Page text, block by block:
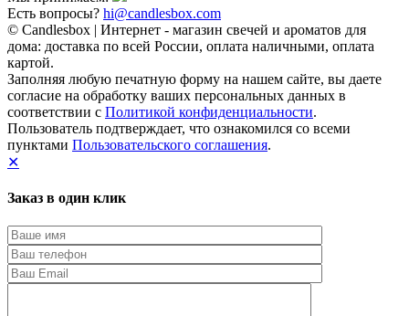
Есть вопросы? hi@candlesbox.com
© Candlesbox | Интернет - магазин свечей и ароматов для
дома: доставка по всей России, оплата наличными, оплата
картой.
Заполняя любую печатную форму на нашем сайте, вы даете
согласие на обработку ваших персональных данных в
соответствии с Политикой конфиденциальности.
Пользователь подтверждает, что ознакомился со всеми
пунктами Пользовательского соглашения.
✕
Заказ в один клик